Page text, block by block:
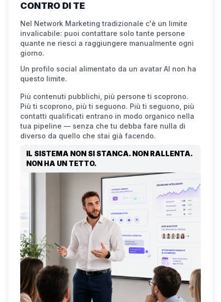
CONTRO DI TE
Nel Network Marketing tradizionale c'è un limite
invalicabile: puoi contattare solo tante persone
quante ne riesci a raggiungere manualmente ogni
giorno.
Un profilo social alimentato da un avatar AI non ha
questo limite.
Più contenuti pubblichi, più persone ti scoprono.
Più ti scoprono, più ti seguono. Più ti seguono, più
contatti qualificati entrano in modo organico nella
tua pipeline — senza che tu debba fare nulla di
diverso da quello che stai già facendo.
IL SISTEMA NON SI STANCA. NON RALLENTA.
NON HA UN TETTO.